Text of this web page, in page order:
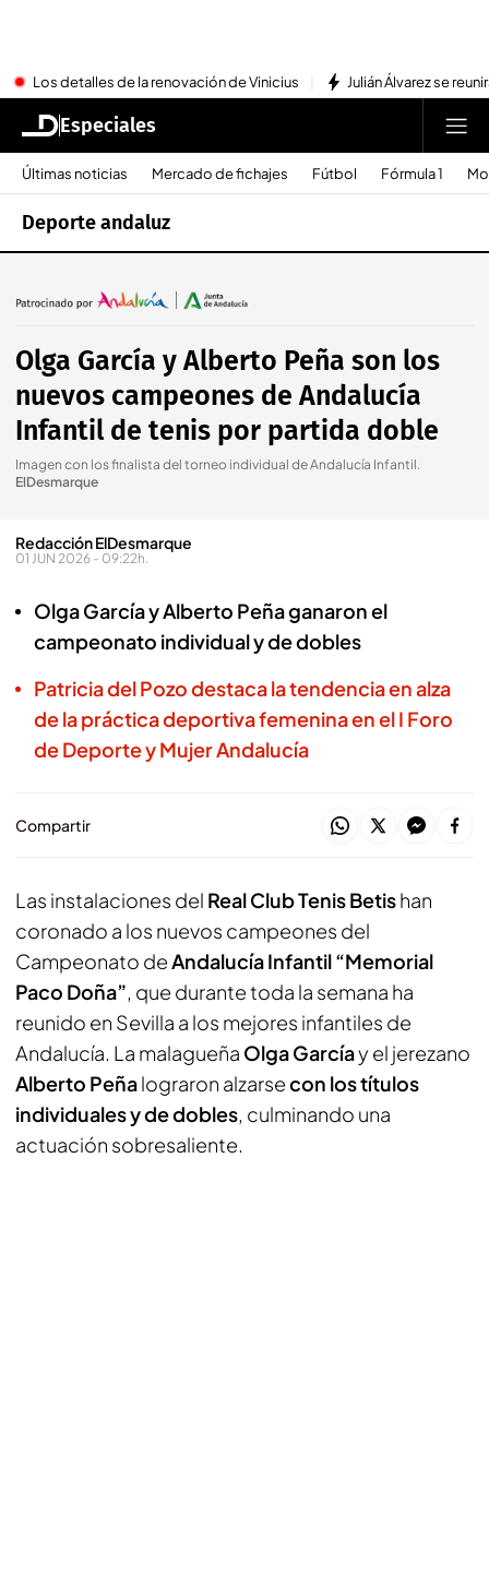
Los detalles de la renovación de Vinicius Julián Álvarez se
Especiales
Últimas noticias Mercado de fichajes Fútbol Fórmula 1
Deporte andaluz
Olga García y Alberto Peña son los
nuevos campeones de Andalucía
Infantil de tenis por partida doble
Imagen con los finalista del torneo individual de Andalucía Infantil.
ElDesmarque
Redacción ElDesmarque
01 JUN 2026 - 09:22h.
Olga García y Alberto Peña ganaron el
campeonato individual y de dobles
Patricia del Pozo destaca la tendencia en alza
de la práctica deportiva femenina en el I Foro
de Deporte y Mujer Andalucía
Compartir
Las instalaciones del Real Club Tenis Betishan
coronado a los nuevos campeones del
Campeonato deAndalucía Infantil “Memorial
Paco Doña”, que durante toda la semana ha
reunido en Sevilla a los mejores infantiles de
Andalucía. La malagueña Olga Garcíay el jerezano
Alberto Peñalograron alzarsecon los títulos
individuales y de dobles, culminando una
actuación sobresaliente.